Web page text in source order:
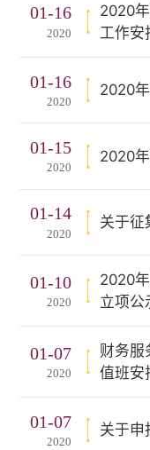
01-16
2020
2020
工作安
01-16
2020
2020
01-15
2020
2020
01-14
2020
关于征
01-10
2020
2020
立项公
01-07
2020
财务服
值班安
01-07
2020
关于申